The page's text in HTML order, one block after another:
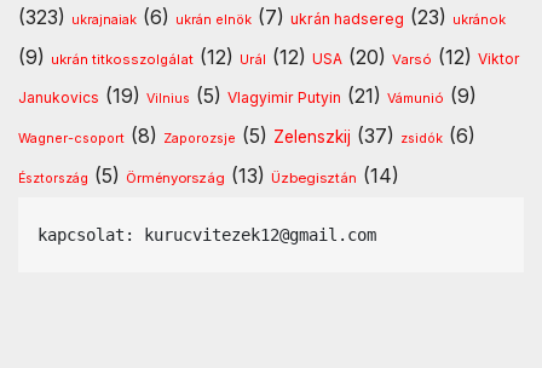
(323) ukrajnaiak (6) ukrán elnök (7) ukrán hadsereg (23) ukránok
(9) ukrán titkosszolgálat (12) Urál (12) USA (20) Varsó (12) Viktor
Janukovics (19) Vilnius (5) Vlagyimir Putyin (21) Vámunió (9)
Wagner-csoport (8) Zaporozsje (5) Zelenszkij (37) zsidók (6)
Észtország (5) Örményország (13) Üzbegisztán (14)
kapcsolat: kurucvitezek12@gmail.com